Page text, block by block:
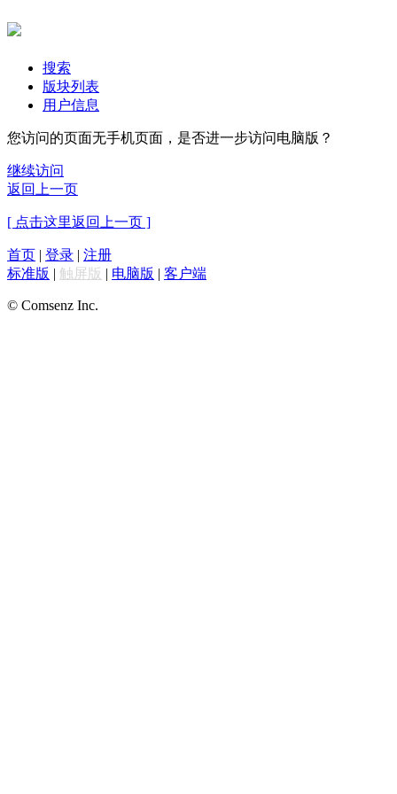
搜索
版块列表
用户信息
您访问的页面无手机页面，是否进一步访问电脑版？
继续访问
返回上一页
[ 点击这里返回上一页 ]
首页 | 登录 | 注册
标准版 | 触屏版 | 电脑版 | 客户端
© Comsenz Inc.